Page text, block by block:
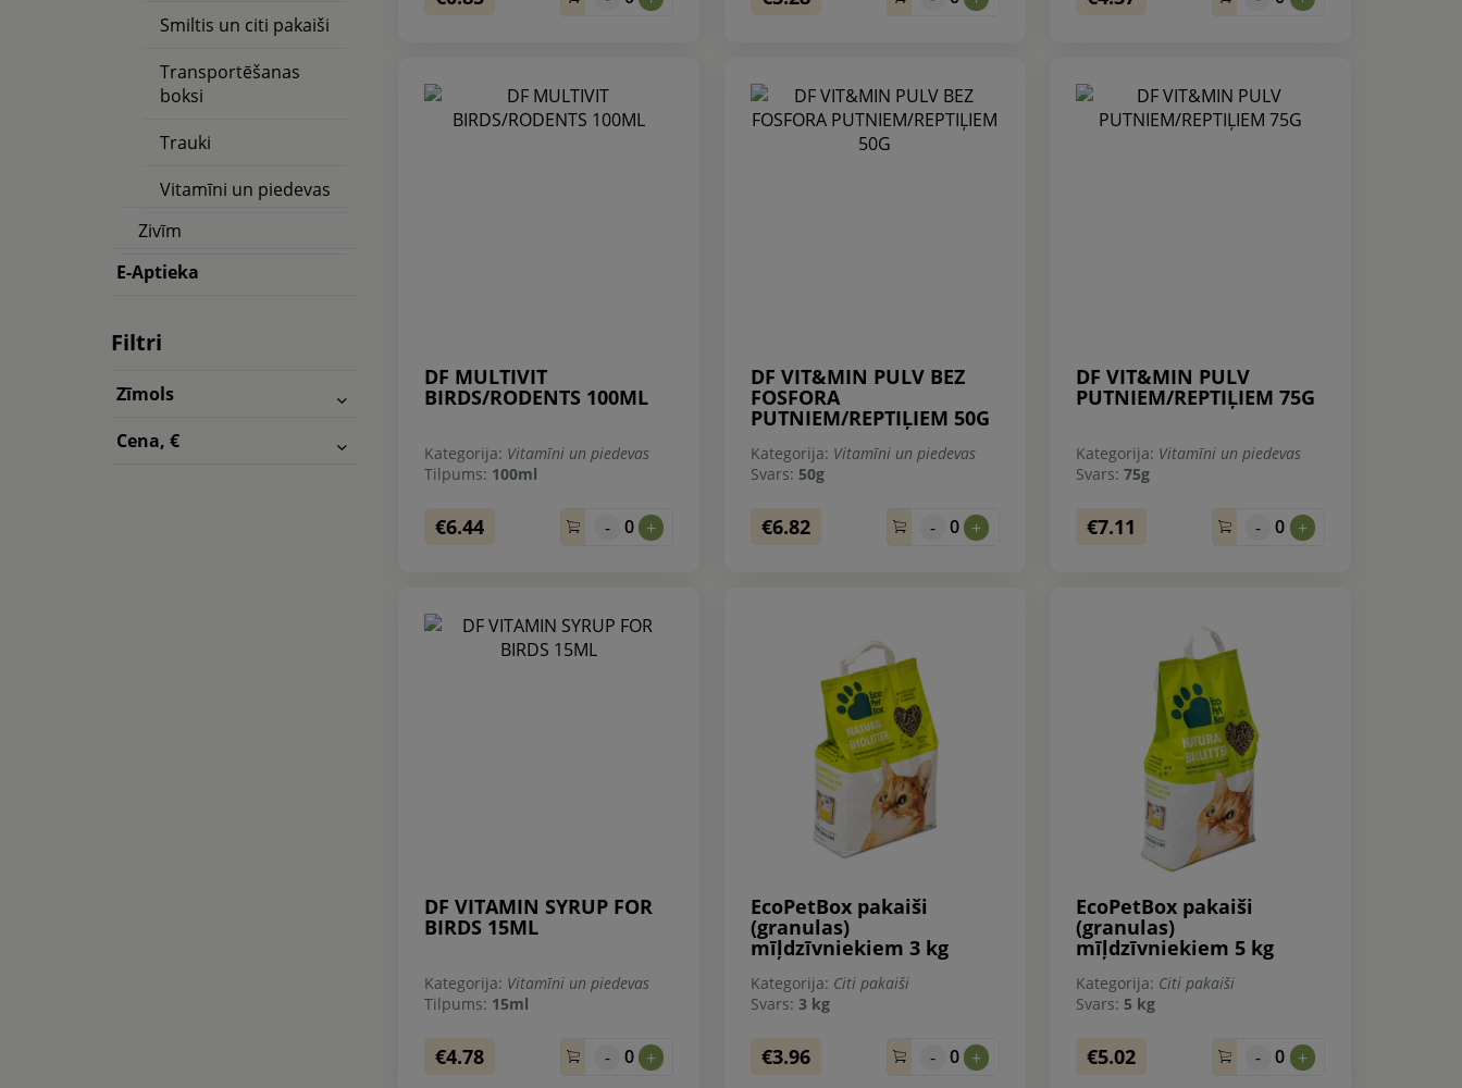
Smiltis un citi pakaiši
Transportēšanas
boksi
Trauki
Vitamīni un piedevas
Zivīm
E-Aptieka
Filtri
Zīmols
Cena, €
DF MULTIVIT
BIRDS/RODENTS 100ML
Kategorija: Vitamīni un piedevas
Tilpums: 100ml
€6.44 - 0 +
DF VIT&MIN PULV BEZ
FOSFORA
PUTNIEM/REPTIĻIEM 50G
Kategorija: Vitamīni un piedevas
Svars: 50g
€6.82 - 0 +
DF VIT&MIN PULV
PUTNIEM/REPTIĻIEM 75G
Kategorija: Vitamīni un piedevas
Svars: 75g
€7.11 - 0 +
DF VITAMIN SYRUP FOR
BIRDS 15ML
Kategorija: Vitamīni un piedevas
Tilpums: 15ml
€4.78 - 0 +
EcoPetBox pakaiši
(granulas)
mīļdzīvniekiem 3 kg
Kategorija: Citi pakaiši
Svars: 3 kg
€3.96 - 0 +
EcoPetBox pakaiši
(granulas)
mīļdzīvniekiem 5 kg
Kategorija: Citi pakaiši
Svars: 5 kg
€5.02 - 0 +